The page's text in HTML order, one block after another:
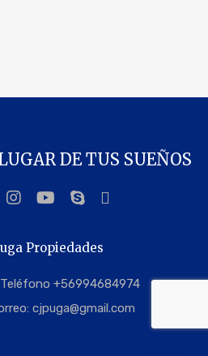
DE TUS SUEÑOS
Propiedades
+56994684974
cjpuga@gmail.com